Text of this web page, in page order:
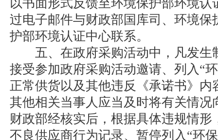
以书面形式反馈至环境保护部环境认
过电子邮件与财政部国库司、环境保
护部环境认证中心联系。
五、在政府采购活动中，凡发生
接受参加政府采购活动邀请、列入“
正常供货以及其他违反《承诺书》内
其他相关当事人应当及时将有关情况
财政部经核实后，根据具体违规情形
不良供应商行为记录、暂停列入“环